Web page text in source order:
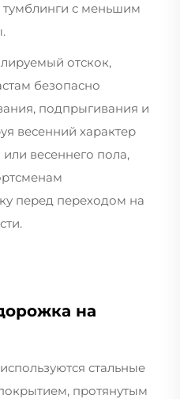
тумблинги с меньшим
отскок,
безопасно
подпрыгивания и
весенний характер
весеннего пола,
перед переходом на
на
стальные
протянутым